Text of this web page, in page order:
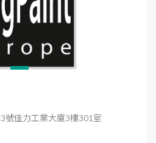
號佳力工業大廈3樓301室